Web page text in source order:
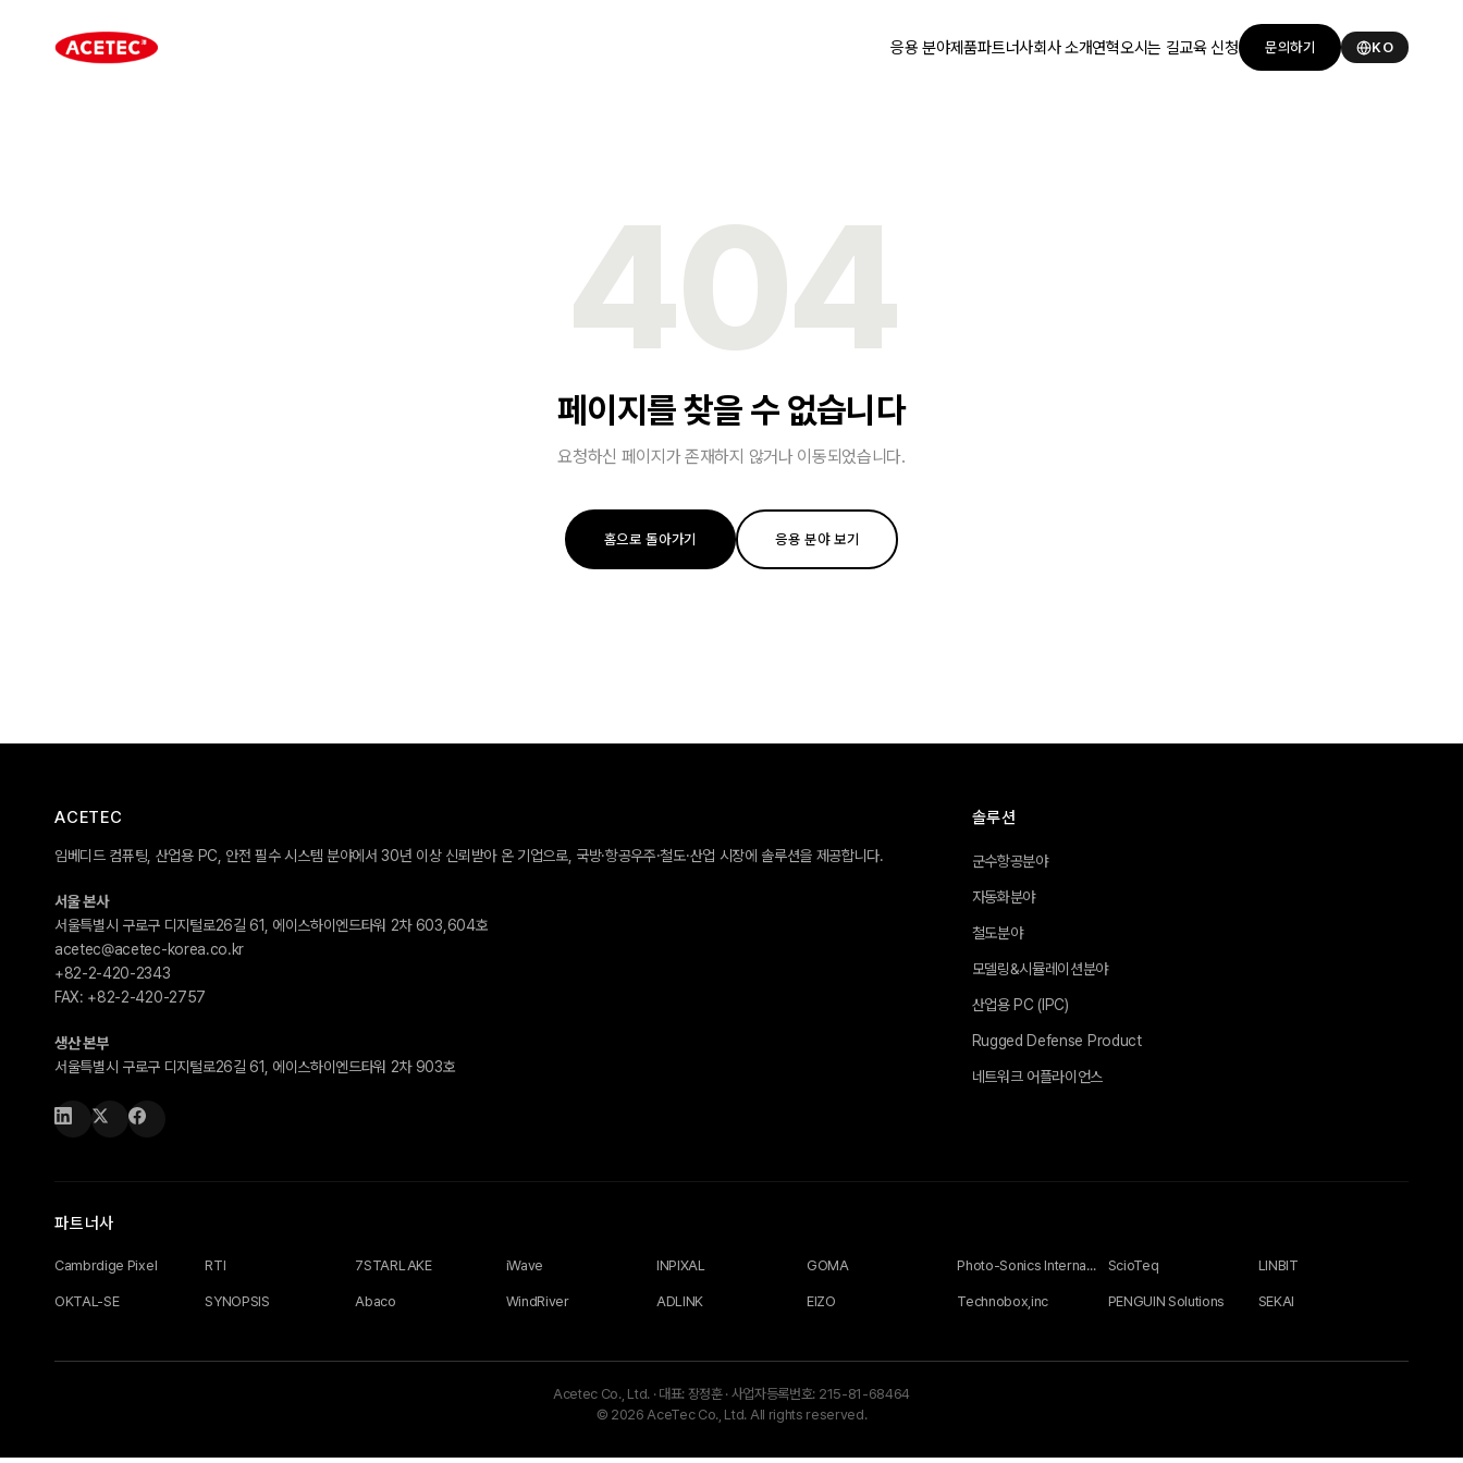
응용 분야제품파트너사회사 소개연혁오시는 길교육 신청 문의하기 KO
404
페이지를 찾을 수 없습니다
요청하신 페이지가 존재하지 않거나 이동되었습니다.
홈으로 돌아가기 응용 분야 보기
ACETEC
임베디드 컴퓨팅, 산업용 PC, 안전 필수 시스템 분야에서 30년 이상 신뢰받아 온 기업으로, 국방·항공우주·철도·산업 시장에 솔루션을 제공합니다.
서울 본사
서울특별시 구로구 디지털로26길 61, 에이스하이엔드타워 2차 603,604호
acetec@acetec-korea.co.kr
+82-2-420-2343
FAX: +82-2-420-2757
생산 본부
서울특별시 구로구 디지털로26길 61, 에이스하이엔드타워 2차 903호
솔루션
군수항공분야
자동화분야
철도분야
모델링&시뮬레이션분야
산업용 PC (IPC)
Rugged Defense Product
네트워크 어플라이언스
파트너사
Cambrdige Pixel RTI 7STARLAKE iWave INPIXAL GOMA Photo-Sonics International Ltd ScioTeq LINBIT
OKTAL-SE SYNOPSIS Abaco WindRiver ADLINK EIZO Technobox,inc PENGUIN Solutions SEKAI
Acetec Co., Ltd.· 대표: 장정훈· 사업자등록번호: 215-81-68464
© 2026 AceTec Co., Ltd. All rights reserved.